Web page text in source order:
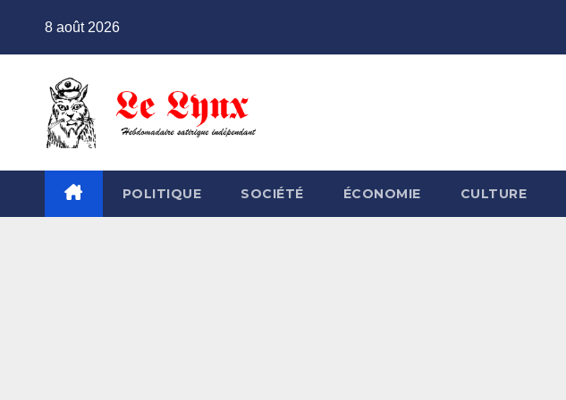
8 août 2026
POLITIQUE SOCIÉTÉ ÉCONOMIE CULTURE